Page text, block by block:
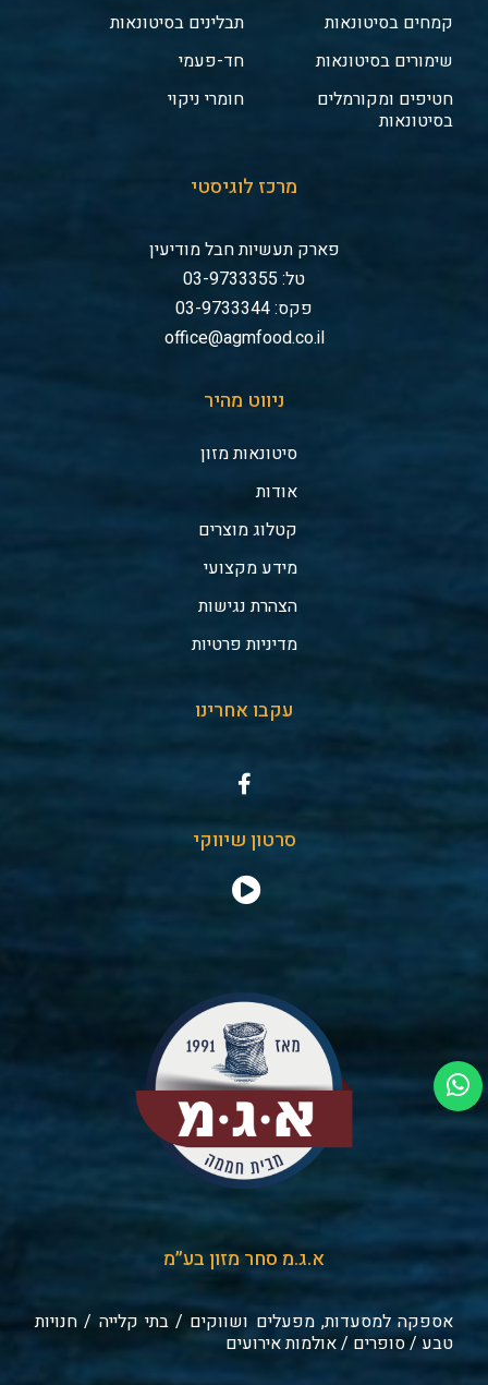
קמחים בסיטונאות
שימורים בסיטונאות
חטיפים ומקורמלים
בסיטונאות
תבלינים בסיטונאות
חד-פעמי
חומרי ניקוי
מרכז לוגיסטי
פארק תעשיות חבל מודיעין
טל: 03-9733355
פקס: 03-9733344
office@agmfood.co.il
ניווט מהיר
סיטונאות מזון
אודות
קטלוג מוצרים
מידע מקצועי
הצהרת נגישות
מדיניות פרטיות
עקבו אחרינו
סרטון שיווקי
א.ג.מ סחר מזון בע״מ
אספקה למסעדות, מפעלים ושווקים / בתי קלייה / חנויות
טבע / סופרים / אולמות אירועים